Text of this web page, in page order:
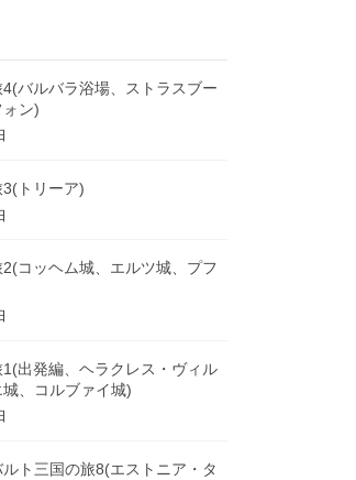
バルバラ浴場、ストラスブー
ォン)
トリーア)
コッヘム城、エルツ城、プフ
出発編、ヘラクレス・ヴィル
、コルブァイ城)
ト三国の旅8(エストニア・タ